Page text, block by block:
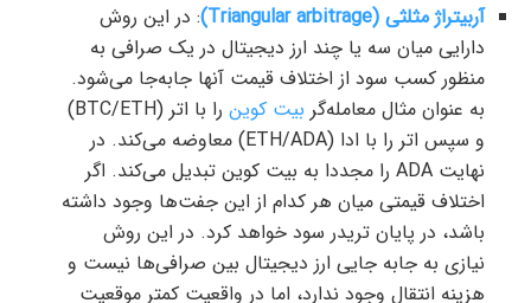
آربیتراژ مثلثی (Triangular arbitrage)
: در این روش
دارایی میان سه یا چند ارز دیجیتال در یک صرافی به
منظور کسب سود از اختلاف قیمت آنها جابه‌جا می‌شود.
به عنوان مثال معامله‌گر بیت کوین
را با اتر (BTC/ETH)
و سپس اتر را با ادا (ETH/ADA) معاوضه می‌کند. در
نهایت ADA را مجددا به بیت کوین تبدیل می‌کند. اگر
اختلاف قیمتی میان هر کدام از این جفت‌ها وجود داشته
باشد، در پایان تریدر سود خواهد کرد. در این روش
نیازی به جابه جایی ارز دیجیتال بین صرافی‌ها نیست و
هزینه انتقال وجود ندارد، اما در واقعیت کمتر موقعیت